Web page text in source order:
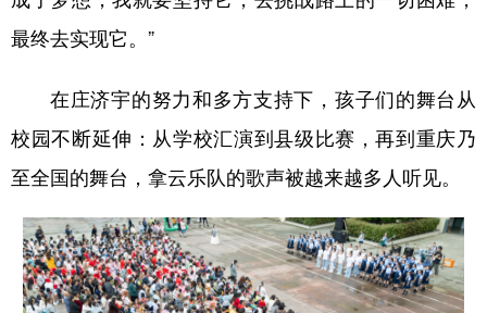
最终去实现它。”
在庄济宇的努力和多方支持下，孩子们的舞台从
校园不断延伸：从学校汇演到县级比赛，再到重庆乃
至全国的舞台，拿云乐队的歌声被越来越多人听见。